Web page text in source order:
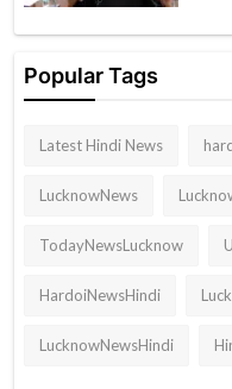
Popular Tags
Latest Hindi News
LucknowNews
TodayNewsLucknow
HardoiNewsHindi
LucknowNewsHindi